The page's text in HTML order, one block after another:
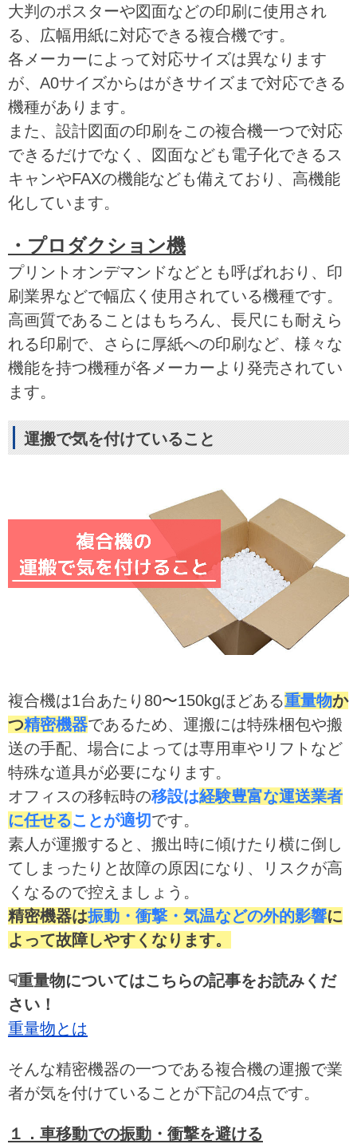
大判のポスターや図面などの印刷に使用され
る、広幅用紙に対応できる複合機です。
各メーカーによって対応サイズは異なります
が、A0サイズからはがきサイズまで対応できる
機種があります。
また、設計図面の印刷をこの複合機一つで対応
できるだけでなく、図面なども電子化できるス
キャンやFAXの機能なども備えており、高機能
化しています。
・プロダクション機
プリントオンデマンドなどとも呼ばれおり、印
刷業界などで幅広く使用されている機種です。
高画質であることはもちろん、長尺にも耐えら
れる印刷で、さらに厚紙への印刷など、様々な
機能を持つ機種が各メーカーより発売されてい
ます。
運搬で気を付けていること
複合機は1台あたり80〜150kgほどある重量物か
つ精密機器であるため、運搬には特殊梱包や搬
送の手配、場合によっては専用車やリフトなど
特殊な道具が必要になります。
オフィスの移転時の移設は経験豊富な運送業者
に任せることが適切です。
素人が運搬すると、搬出時に傾けたり横に倒し
てしまったりと故障の原因になり、リスクが高
くなるので控えましょう。
精密機器は振動・衝撃・気温などの外的影響に
よって故障しやすくなります。
☟重量物についてはこちらの記事をお読みくだ
さい！
重量物とは
そんな精密機器の一つである複合機の運搬で業
者が気を付けていることが下記の4点です。
１．車移動での振動・衝撃を避ける